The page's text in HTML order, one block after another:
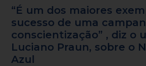
“É um dos maiores
sucesso de uma
conscientização” , diz o
Luciano Praun, sobre o
Azul